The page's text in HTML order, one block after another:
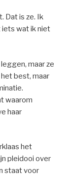
Dat is ze. Ik
iets wat ik niet
maar ze
best, maar
waarom
haar
het
pleidooi over
staat voor